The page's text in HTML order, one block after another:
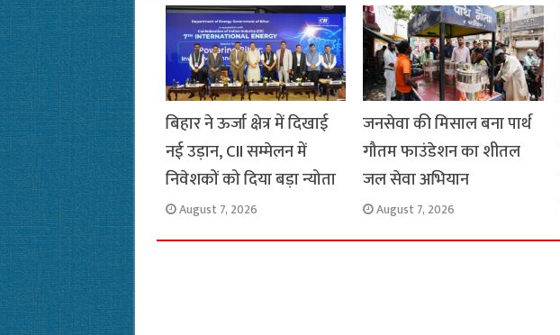
k
p
m
k
बिहार ने ऊर्जा क्षेत्र में दिखाई
नई उड़ान, CII सम्मेलन में
निवेशकों को दिया बड़ा न्योता
August 7, 2026
जनसेवा की मिसाल बना पार्थ
गौतम फाउंडेशन का शीतल
जल सेवा अभियान
August 7, 2026